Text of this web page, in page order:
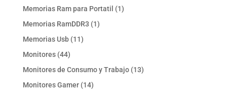
productos
Memorias Ram para Portatil 11
Memorias RamDDR3 11
Memorias Usb 1111
Monitores 4444
productos
Monitores de Consumo y Trabajo 1313
Monitores Gamer 1414